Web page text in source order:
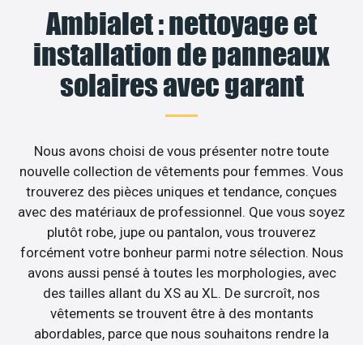
Ambialet : nettoyage et
installation de panneaux
solaires avec garant
Nous avons choisi de vous présenter notre toute
nouvelle collection de vêtements pour femmes. Vous
trouverez des pièces uniques et tendance, conçues
avec des matériaux de professionnel. Que vous soyez
plutôt robe, jupe ou pantalon, vous trouverez
forcément votre bonheur parmi notre sélection. Nous
avons aussi pensé à toutes les morphologies, avec
des tailles allant du XS au XL. De surcroît, nos
vêtements se trouvent être à des montants
abordables, parce que nous souhaitons rendre la